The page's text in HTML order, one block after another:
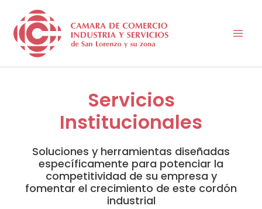
contenido
Servicios
Institucionales
Soluciones y herramientas diseñadas
específicamente para potenciar la
competitividad de su empresa y
fomentar el crecimiento de este cordón
industrial